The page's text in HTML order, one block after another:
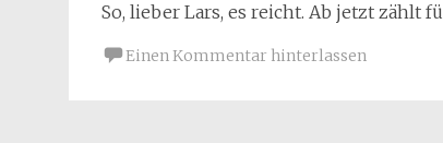
So, lieber Lars, es reicht. Ab jetzt zählt
Einen Kommentar hinterlassen